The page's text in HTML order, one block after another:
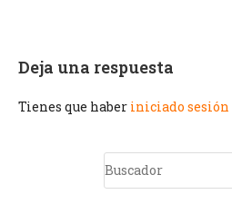
Deja una respuesta
Tienes que haber iniciado sesión